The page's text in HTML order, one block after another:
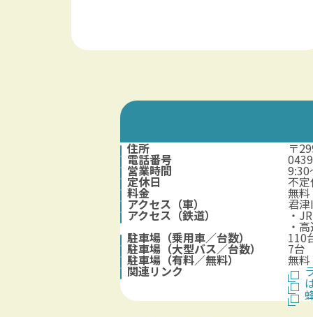
住所 〒
電話番号
営業時間
定休日 不
料金 無料
アクセス（車） 君
アクセス（鉄道） ・
・
駐車場（乗用車／台数） 110
駐車場（大型バス／台数） 7台
駐車場（有料／無料） 無料
関連リンク